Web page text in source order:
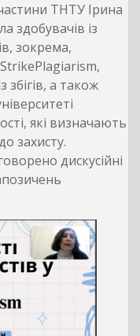
ТНТУ Ірина
із
зокрема,
StrikePlagiarism,
збігів, а також
які визначають
захисту.
дискусійні